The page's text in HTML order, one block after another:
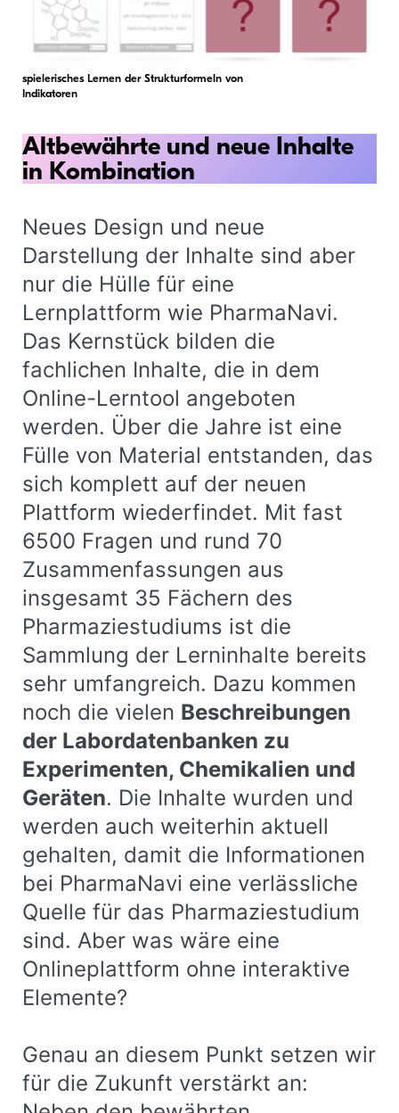
spielerisches Lernen der Strukturformeln von
Indikatoren
Altbewährte und neue Inhalte
in Kombination
Neues Design und neue
Darstellung der Inhalte sind aber
nur die Hülle für eine
Lernplattform wie PharmaNavi.
Das Kernstück bilden die
fachlichen Inhalte, die in dem
Online-Lerntool angeboten
werden. Über die Jahre ist eine
Fülle von Material entstanden, das
sich komplett auf der neuen
Plattform wiederfindet. Mit fast
6500 Fragen und rund 70
Zusammenfassungen aus
insgesamt 35 Fächern des
Pharmaziestudiums ist die
Sammlung der Lerninhalte bereits
sehr umfangreich. Dazu kommen
noch die vielen Beschreibungen
der Labordatenbanken zu
Experimenten, Chemikalien und
Geräten. Die Inhalte wurden und
werden auch weiterhin aktuell
gehalten, damit die Informationen
bei PharmaNavi eine verlässliche
Quelle für das Pharmaziestudium
sind. Aber was wäre eine
Onlineplattform ohne interaktive
Elemente?
Genau an diesem Punkt setzen wir
für die Zukunft verstärkt an: